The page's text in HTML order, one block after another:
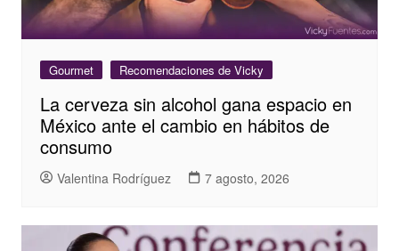
Gourmet Recomendaciones de Vicky
La cerveza sin alcohol gana espacio en
México ante el cambio en hábitos de
consumo
Valentina Rodríguez 7 agosto, 2026